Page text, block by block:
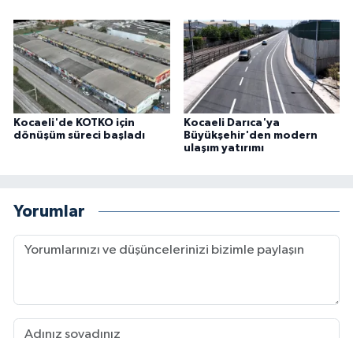
Kocaeli'de KOTKO için
dönüşüm süreci başladı
Kocaeli Darıca'ya
Büyükşehir'den modern
ulaşım yatırımı
Yorumlar